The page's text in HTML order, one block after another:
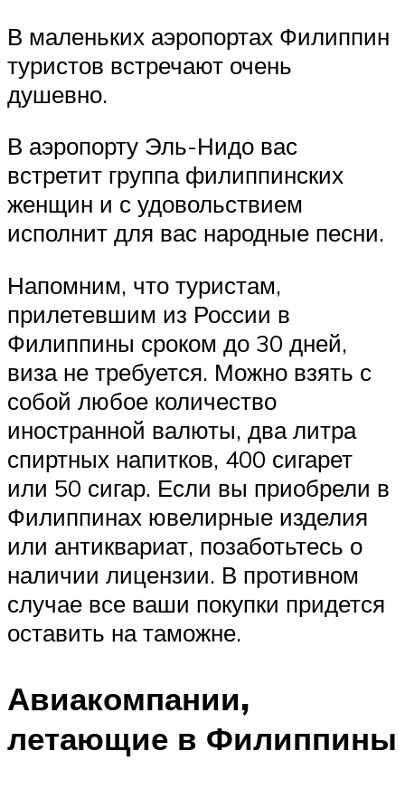
В маленьких аэропортах Филиппин
туристов встречают очень
душевно.
В аэропорту Эль-Нидо вас
встретит группа филиппинских
женщин и с удовольствием
исполнит для вас народные песни.
Напомним, что туристам,
прилетевшим из России в
Филиппины сроком до 30 дней,
виза не требуется. Можно взять с
собой любое количество
иностранной валюты, два литра
спиртных напитков, 400 сигарет
или 50 сигар. Если вы приобрели в
Филиппинах ювелирные изделия
или антиквариат, позаботьтесь о
наличии лицензии. В противном
случае все ваши покупки придется
оставить на таможне.
Авиакомпании,
летающие в Филиппины